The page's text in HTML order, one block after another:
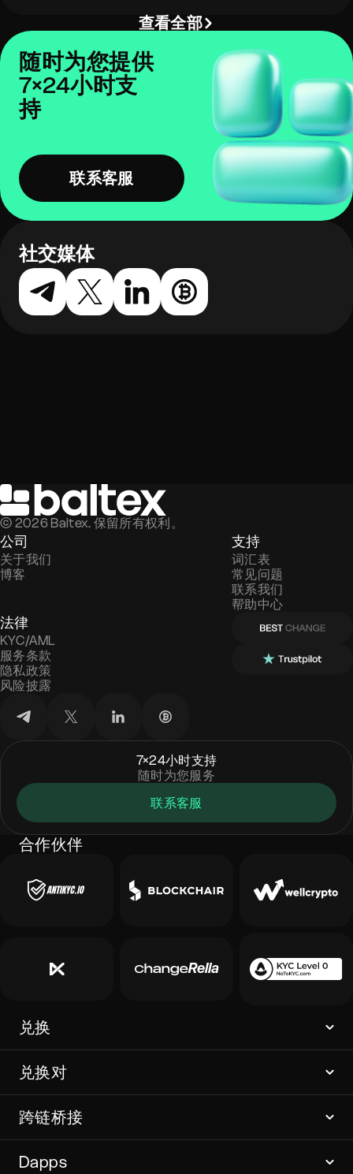
查看全部
随时为您提供
7×24小时支
持
联系客服
社交媒体
© 2026 Baltex. 保留所有权利。
公司
关于我们
博客
支持
词汇表
常见问题
联系我们
帮助中心
法律
KYC/AML
服务条款
隐私政策
风险披露
7×24小时支持
随时为您服务
联系客服
合作伙伴
兑换
兑换对
跨链桥接
Dapps